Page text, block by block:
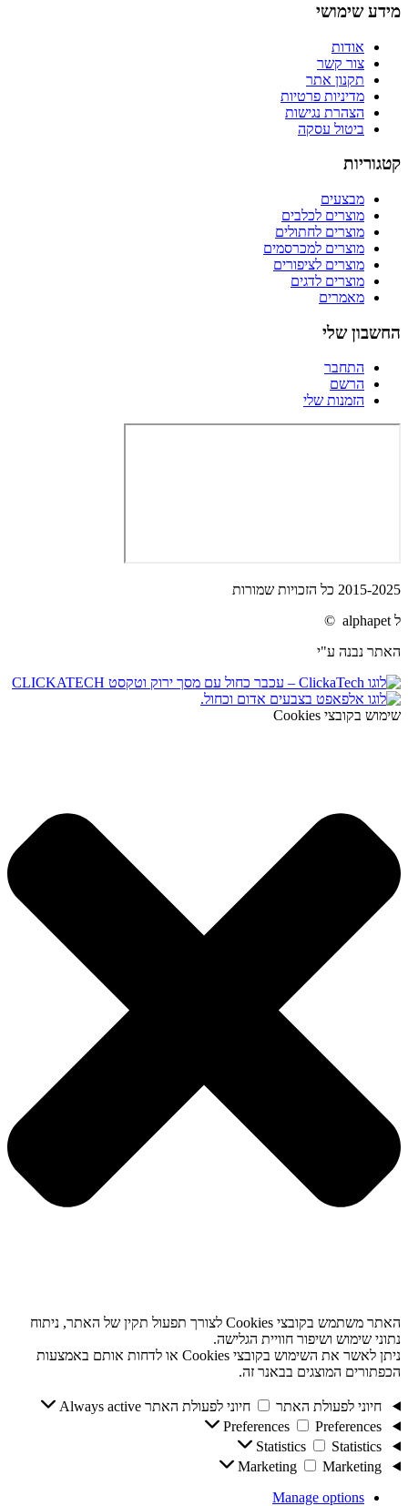
מידע שימושי
אודות
צור קשר
תקנון אתר
מדיניות פרטיות
הצהרת נגישות
ביטול עסקה
קטגוריות
מבצעים
מוצרים לכלבים
מוצרים לחתולים
מוצרים למכרסמים
מוצרים לציפורים
מוצרים לדגים
מאמרים
החשבון שלי
התחבר
הרשם
הזמנות שלי
2015-2025 כל הזכויות שמורות
ל alphapet ©
האתר נבנה ע"י
שימוש בקובצי Cookies
האתר משתמש בקובצי Cookies לצורך תפעול תקין של האתר, ניתוח
נתוני שימוש ושיפור חוויית הגלישה.
ניתן לאשר את השימוש בקובצי Cookies או לדחות אותם באמצעות
הכפתורים המוצגים בבאנר זה.
חיוני לפעולת האתר חיוני לפעולת האתר Always active
Preferences
Preferences
Statistics
Statistics
Marketing
Marketing
Manage options